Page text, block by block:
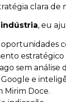
clara de
, eu
estratégico
sem análise
e
Mirim Doce.